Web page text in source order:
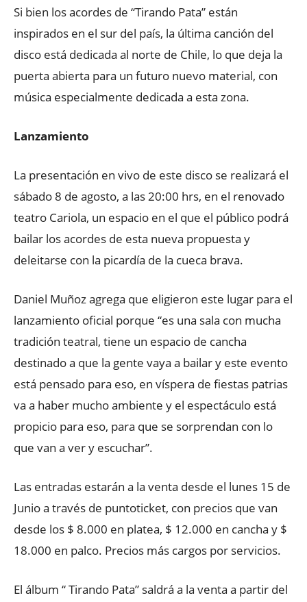
Si bien los acordes de “Tirando Pata” están
inspirados en el sur del país, la última canción del
disco está dedicada al norte de Chile, lo que deja la
puerta abierta para un futuro nuevo material, con
música especialmente dedicada a esta zona.
Lanzamiento
La presentación en vivo de este disco se realizará el
sábado 8 de agosto, a las 20:00 hrs, en el renovado
teatro Cariola, un espacio en el que el público podrá
bailar los acordes de esta nueva propuesta y
deleitarse con la picardía de la cueca brava.
Daniel Muñoz agrega que eligieron este lugar para el
lanzamiento oficial porque “es una sala con mucha
tradición teatral, tiene un espacio de cancha
destinado a que la gente vaya a bailar y este evento
está pensado para eso, en víspera de fiestas patrias
va a haber mucho ambiente y el espectáculo está
propicio para eso, para que se sorprendan con lo
que van a ver y escuchar”.
Las entradas estarán a la venta desde el lunes 15 de
Junio a través de puntoticket, con precios que van
desde los $ 8.000 en platea, $ 12.000 en cancha y $
18.000 en palco. Precios más cargos por servicios.
El álbum “ Tirando Pata” saldrá a la venta a partir del